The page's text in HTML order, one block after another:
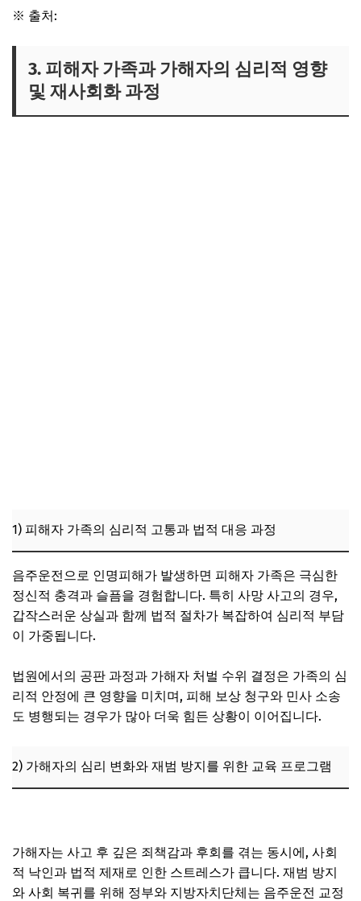
※ 출처:
3. 피해자 가족과 가해자의 심리적 영향
및 재사회화 과정
1) 피해자 가족의 심리적 고통과 법적 대응 과정
음주운전으로 인명피해가 발생하면 피해자 가족은 극심한
정신적 충격과 슬픔을 경험합니다. 특히 사망 사고의 경우,
갑작스러운 상실과 함께 법적 절차가 복잡하여 심리적 부담
이 가중됩니다.
법원에서의 공판 과정과 가해자 처벌 수위 결정은 가족의 심
리적 안정에 큰 영향을 미치며, 피해 보상 청구와 민사 소송
도 병행되는 경우가 많아 더욱 힘든 상황이 이어집니다.
2) 가해자의 심리 변화와 재범 방지를 위한 교육 프로그램
가해자는 사고 후 깊은 죄책감과 후회를 겪는 동시에, 사회
적 낙인과 법적 제재로 인한 스트레스가 큽니다. 재범 방지
와 사회 복귀를 위해 정부와 지방자치단체는 음주운전 교정